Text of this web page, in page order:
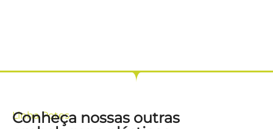
LinhaPotes
Conheça nossas outras